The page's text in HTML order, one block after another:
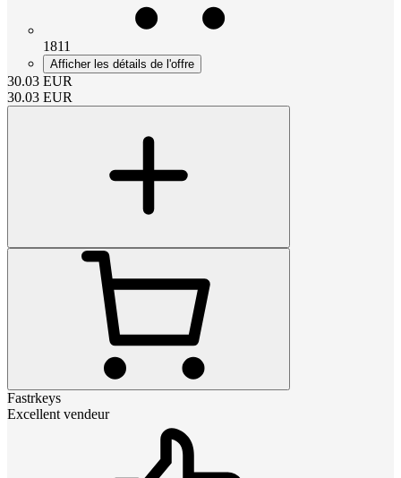
1811
Afficher les détails de l'offre
30.03 EUR
30.03 EUR
Fastrkeys
Excellent vendeur